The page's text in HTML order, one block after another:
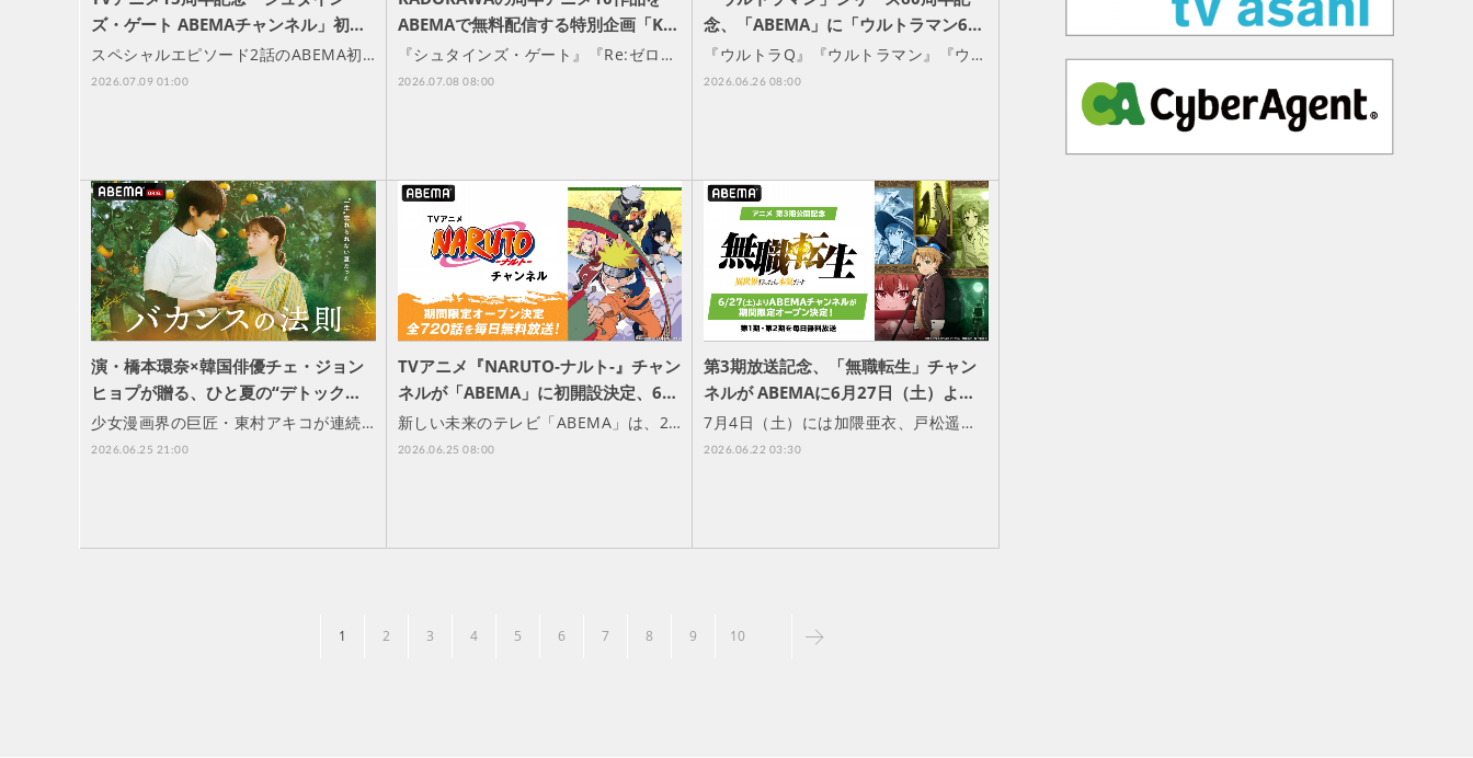
ズ・ゲート ABEMAチャンネル」初…
スペシャルエピソード2話のABEMA初…
2026.07.09 01:00
ABEMAで無料配信する特別企画「K…
『シュタインズ・ゲート』『Re:ゼロ…
2026.07.08 08:00
念、「ABEMA」に「ウルトラマン6…
『ウルトラQ』『ウルトラマン』『ウ…
2026.06.26 08:00
演・橋本環奈×韓国俳優チェ・ジョン
ヒョプが贈る、ひと夏の“デトック…
少女漫画界の巨匠・東村アキコが連続…
2026.06.25 21:00
TVアニメ『NARUTO-ナルト-』チャン
ネルが「ABEMA」に初開設決定、6…
新しい未来のテレビ「ABEMA」は、2…
2026.06.25 08:00
第3期放送記念、「無職転生」チャン
ネルが ABEMAに6月27日（土）よ…
7月4日（土）には加隈亜衣、戸松遥…
2026.06.22 03:30
1 2 3 4 5 6 7 8 9 10